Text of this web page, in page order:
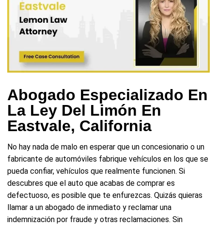
Abogado Especializado En
La Ley Del Limón En
Eastvale, California
No hay nada de malo en esperar que un concesionario o un
fabricante de automóviles fabrique vehículos en los que se
pueda confiar, vehículos que realmente funcionen. Si
descubres que el auto que acabas de comprar es
defectuoso, es posible que te enfurezcas. Quizás quieras
llamar a un abogado de inmediato y reclamar una
indemnización por fraude y otras reclamaciones. Sin